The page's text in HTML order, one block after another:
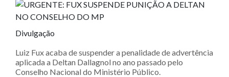
Divulgação
Luiz Fux acaba de suspender a penalidade de advertência
aplicada a Deltan Dallagnol no ano passado pelo
Conselho Nacional do Ministério Público.